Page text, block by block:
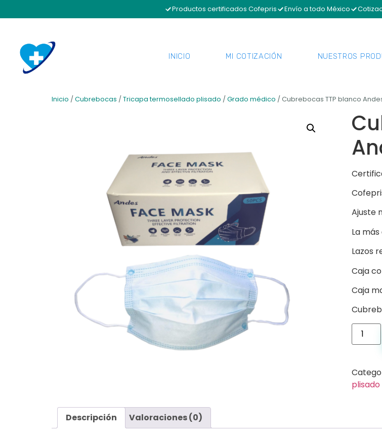
Productos certificados Cofepris Envío a todo México
INICIO MI COTIZACIÓN NUESTROS
Inicio /Cubrebocas /Tricapa termosellado plisado /Grado médico / Cubrebocas TTP blanco
Ajuste
La
Lazos
Caja
Caja
plisado
Descripción Valoraciones (0)